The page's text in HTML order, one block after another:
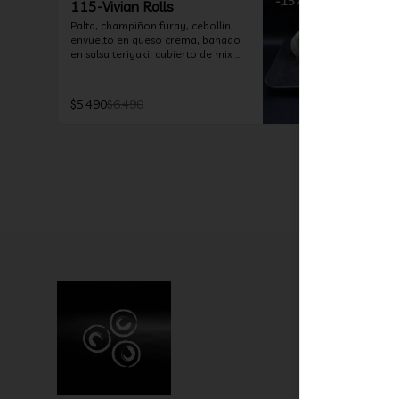
115-Vivian Rolls
Palta, champiñon furay, cebollín,
envuelto en queso crema, bañado
en salsa teriyaki, cubierto de mix
$5.490$6.490